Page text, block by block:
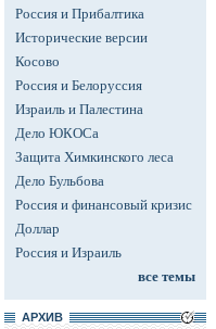
Россия и Прибалтика
Исторические версии
Косово
Россия и Белоруссия
Израиль и Палестина
Дело ЮКОСа
Защита Химкинского леса
Дело Бульбова
Россия и финансовый кризис
Доллар
Россия и Израиль
все темы
АРХИВ